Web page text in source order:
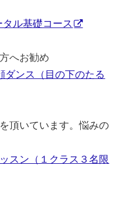
タル基礎コース
へお勧め
ダンス（目の下のたる
頂いています。悩みの
スン（１クラス３名限